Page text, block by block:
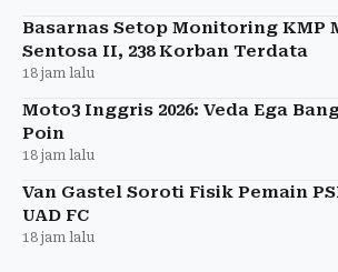
Basarnas Setop Monitoring KMP
Sentosa II, 238 Korban Terdata
18 jam lalu
Moto3 Inggris 2026: Veda Ega
Poin
18 jam lalu
Van Gastel Soroti Fisik Pemain
UAD FC
18 jam lalu